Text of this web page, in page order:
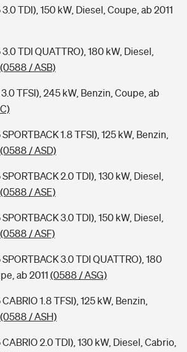
TDI), 150 kW, Diesel, Coupe, ab 2011
TDI QUATTRO), 180 kW, Diesel,
(0588 / ASB)
TFSI), 245 kW, Benzin, Coupe, ab
1.8 TFSI), 125 kW, Benzin,
(0588 / ASD)
2.0 TDI), 130 kW, Diesel,
(0588 / ASE)
3.0 TDI), 150 kW, Diesel,
(0588 / ASF)
3.0 TDI QUATTRO), 180
ab 2011 (0588 / ASG)
1.8 TFSI), 125 kW, Benzin,
(0588 / ASH)
2.0 TDI), 130 kW, Diesel, Cabrio,